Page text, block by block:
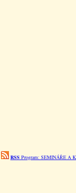
RSS Program: SEMINÁŘE A